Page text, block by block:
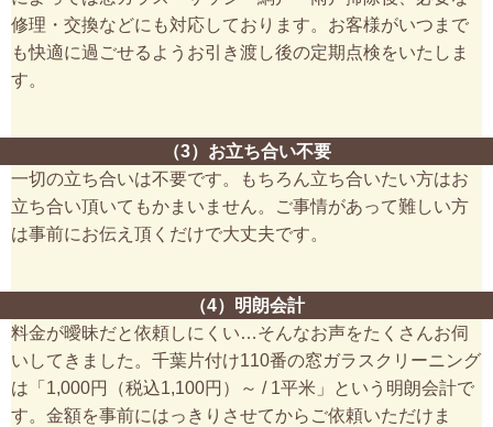
修理・交換などにも対応しております。お客様がいつまで
も快適に過ごせるようお引き渡し後の定期点検をいたしま
す。
（3）お立ち合い不要
一切の立ち合いは不要です。もちろん立ち合いたい方はお
立ち合い頂いてもかまいません。ご事情があって難しい方
は事前にお伝え頂くだけで大丈夫です。
（4）明朗会計
料金が曖昧だと依頼しにくい…そんなお声をたくさんお伺
いしてきました。千葉片付け110番の窓ガラスクリーニング
は「1,000円（税込1,100円）～ / 1平米」という明朗会計で
す。金額を事前にはっきりさせてからご依頼いただけま